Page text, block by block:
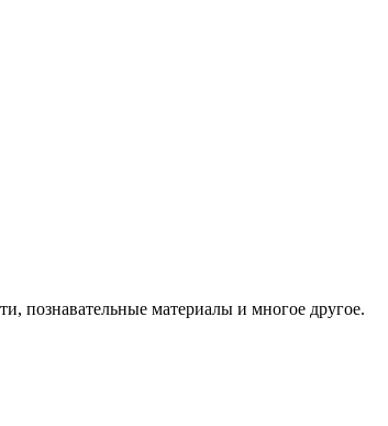
познавательные материалы и многое другое.